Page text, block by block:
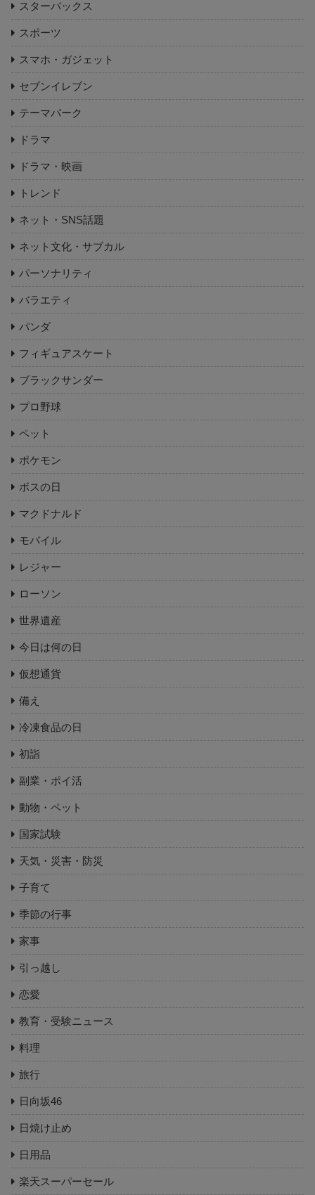
スターバックス
スポーツ
スマホ・ガジェット
セブンイレブン
テーマパーク
ドラマ
ドラマ・映画
トレンド
ネット・SNS話題
ネット文化・サブカル
パーソナリティ
バラエティ
パンダ
フィギュアスケート
ブラックサンダー
プロ野球
ペット
ポケモン
ボスの日
マクドナルド
モバイル
レジャー
ローソン
世界遺産
今日は何の日
仮想通貨
備え
冷凍食品の日
初詣
副業・ポイ活
動物・ペット
国家試験
天気・災害・防災
子育て
季節の行事
家事
引っ越し
恋愛
教育・受験ニュース
料理
旅行
日向坂46
日焼け止め
日用品
楽天スーパーセール